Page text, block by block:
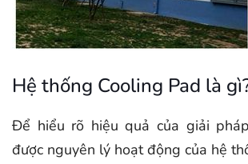
Hệ thống Cooling Pad là
Để hiểu rõ hiệu quả của giải
được nguyên lý hoạt động của hệ